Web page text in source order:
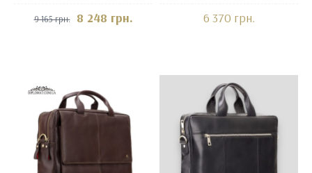
9 165 грн. 8 248 грн. 6 370 грн.